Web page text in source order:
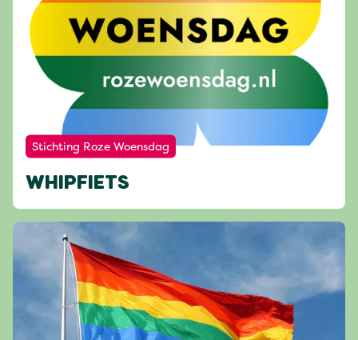
Stichting Roze Woensdag
WHIPFIETS